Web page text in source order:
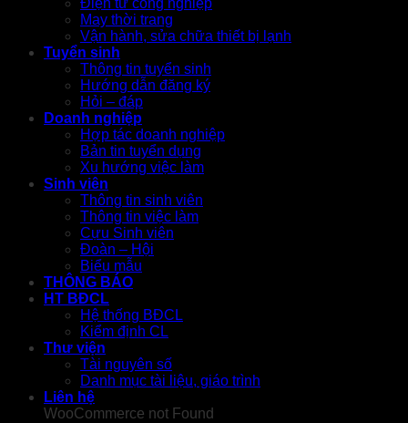
Điện tử công nghiệp
May thời trang
Vận hành, sửa chữa thiết bị lạnh
Tuyển sinh
Thông tin tuyển sinh
Hướng dẫn đăng ký
Hỏi – đáp
Doanh nghiệp
Hợp tác doanh nghiệp
Bản tin tuyển dụng
Xu hướng việc làm
Sinh viên
Thông tin sinh viên
Thông tin việc làm
Cựu Sinh viên
Đoàn – Hội
Biểu mẫu
THÔNG BÁO
HT BĐCL
Hệ thống BĐCL
Kiểm định CL
Thư viện
Tài nguyên số
Danh mục tài liệu, giáo trình
Liên hệ
WooCommerce not Found